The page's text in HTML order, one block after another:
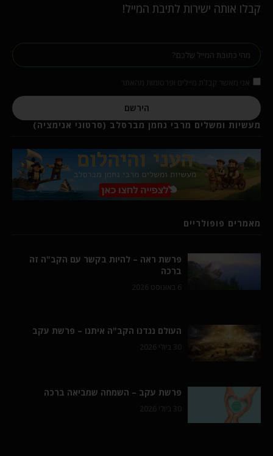
קבלו אותה ישירות לתיבת המייל!
הירשם
מעשיות ומשלים מרבי נחמן מברסלב (סרטוני אנימציה)
מאמרים פופולריים
פרשת ראה – להיות בקשר עם הקב"ה זה
ברכה
6 באוגוסט 2026
העולם נגדנו הקב"ה איתנו – פרשת עקב
30 ביולי 2026
פרשת עקב – השמחה שמביאה ברכה
30 ביולי 2026